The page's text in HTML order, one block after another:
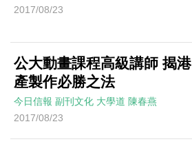
2017/08/23
公大動畫課程高級講師 揭港
產製作必勝之法
今日信報 副刊文化 大學道 陳春燕
2017/08/23